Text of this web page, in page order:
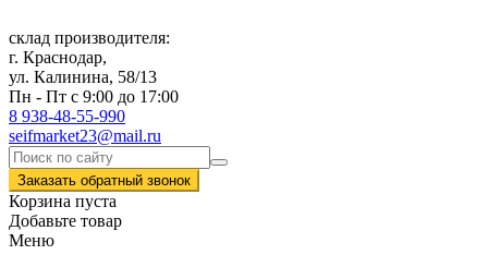
склад производителя:
г. Краснодар,
ул. Калинина, 58/13
Пн - Пт с 9:00 до 17:00
8 938-48-55-990
seifmarket23@mail.ru
Заказать обратный звонок
Корзина пуста
Добавьте товар
Меню